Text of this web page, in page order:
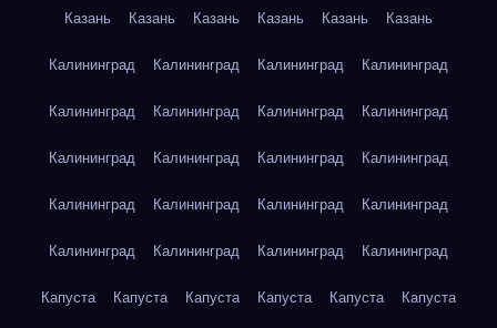
Казань Казань Казань Казань Казань Казань
Калининград Калининград Калининград Калининград
Калининград Калининград Калининград Калининград
Калининград Калининград Калининград Калининград
Калининград Калининград Калининград Калининград
Калининград Калининград Калининград Калининград
Капуста Капуста Капуста Капуста Капуста Капуста